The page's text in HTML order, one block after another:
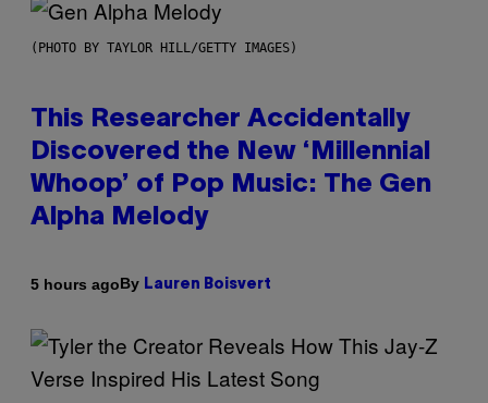
(PHOTO BY TAYLOR HILL/GETTY IMAGES)
This Researcher Accidentally
Discovered the New ‘Millennial
Whoop’ of Pop Music: The Gen
Alpha Melody
5 hours agoBy Lauren Boisvert